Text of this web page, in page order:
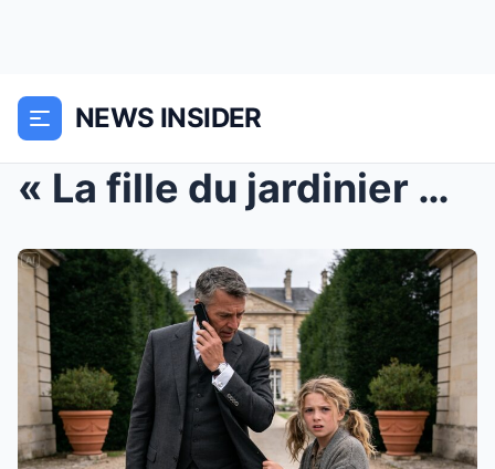
NEWS INSIDER
« La fille du jardinier m’a dit “Ne dites rien, su...